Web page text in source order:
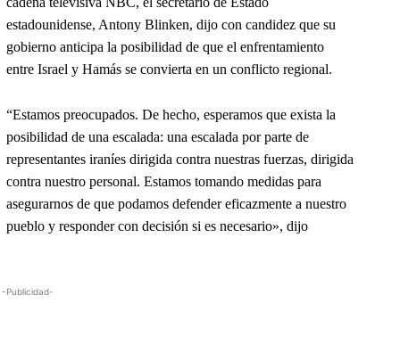
estadounidense, Antony Blinken, dijo con candidez que su
gobierno anticipa la posibilidad de que el enfrentamiento
entre Israel y Hamás se convierta en un conflicto regional.
“Estamos preocupados. De hecho, esperamos que exista la
posibilidad de una escalada: una escalada por parte de
representantes iraníes dirigida contra nuestras fuerzas, dirigida
contra nuestro personal. Estamos tomando medidas para
asegurarnos de que podamos defender eficazmente a nuestro
pueblo y responder con decisión si es necesario», dijo
-Publicidad-